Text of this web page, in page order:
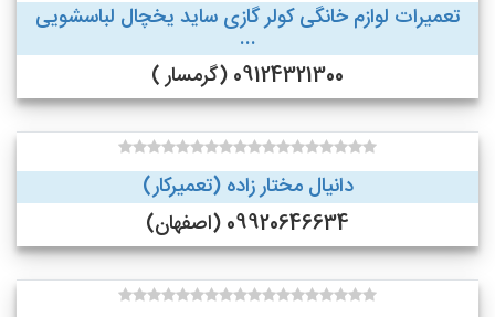
تعمیرات لوازم خانگی کولر گازی ساید یخچال لباسشویی
...
09124321300 (گرمسار )
دانیال مختار زاده (تعمیرکار)
09920646634 (اصفهان)